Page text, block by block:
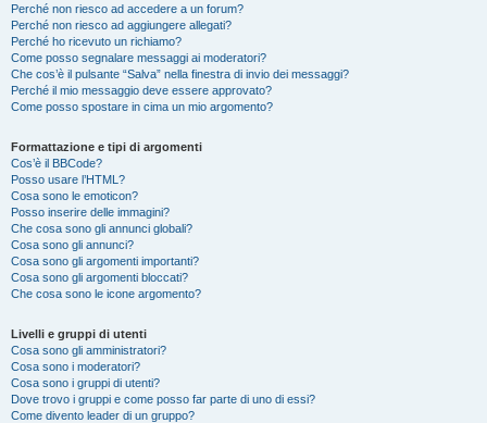
Perché non riesco ad accedere a un forum?
Perché non riesco ad aggiungere allegati?
Perché ho ricevuto un richiamo?
Come posso segnalare messaggi ai moderatori?
Che cos’è il pulsante “Salva” nella finestra di invio dei messaggi?
Perché il mio messaggio deve essere approvato?
Come posso spostare in cima un mio argomento?
Formattazione e tipi di argomenti
Cos’è il BBCode?
Posso usare l’HTML?
Cosa sono le emoticon?
Posso inserire delle immagini?
Che cosa sono gli annunci globali?
Cosa sono gli annunci?
Cosa sono gli argomenti importanti?
Cosa sono gli argomenti bloccati?
Che cosa sono le icone argomento?
Livelli e gruppi di utenti
Cosa sono gli amministratori?
Cosa sono i moderatori?
Cosa sono i gruppi di utenti?
Dove trovo i gruppi e come posso far parte di uno di essi?
Come divento leader di un gruppo?